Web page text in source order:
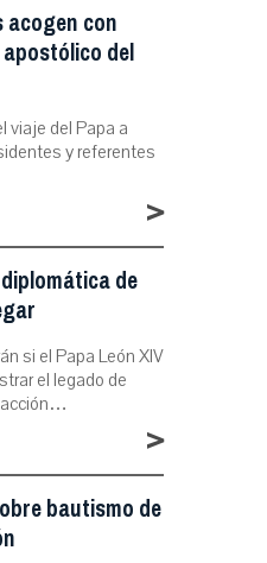
con
del
viaje del Papa a
y referentes
>
de
si el Papa León XIV
el legado de
>
bautismo de